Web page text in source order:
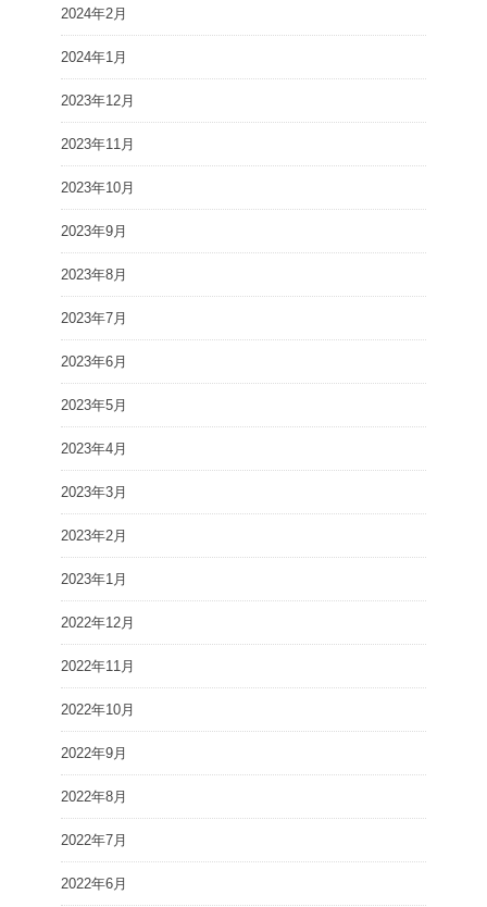
2024年2月
2024年1月
2023年12月
2023年11月
2023年10月
2023年9月
2023年8月
2023年7月
2023年6月
2023年5月
2023年4月
2023年3月
2023年2月
2023年1月
2022年12月
2022年11月
2022年10月
2022年9月
2022年8月
2022年7月
2022年6月